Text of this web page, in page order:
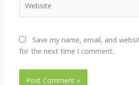
Save my name, email, and
for the next time I comment.